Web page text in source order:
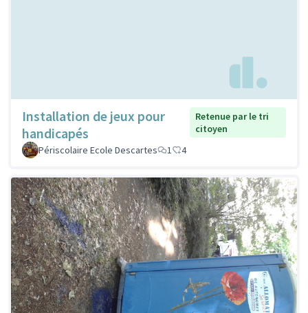
Installation de jeux pour
handicapés
Retenue par le tri
citoyen
Périscolaire Ecole Descartes
1 4